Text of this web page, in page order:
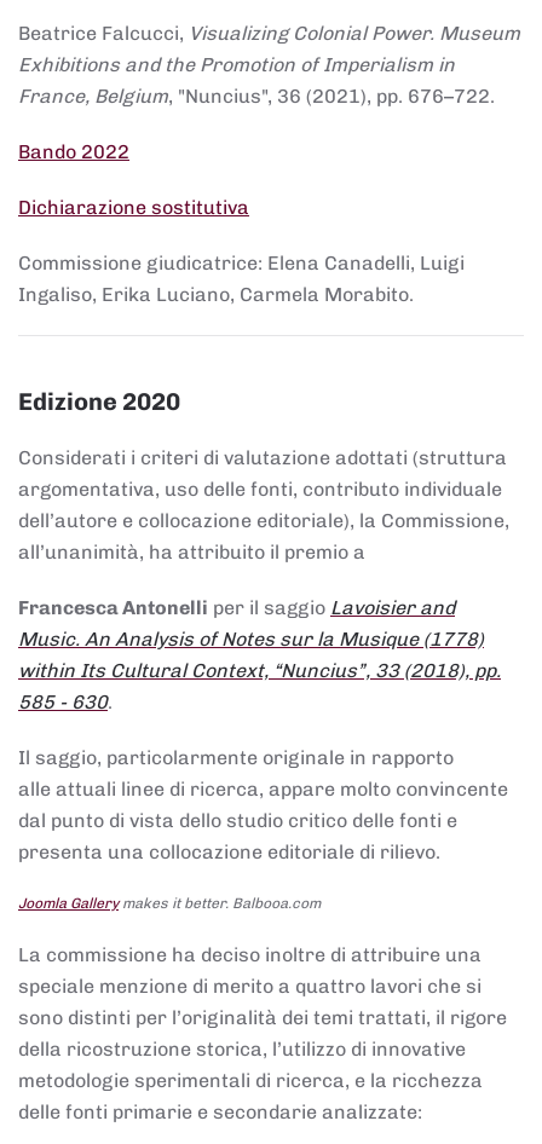
Beatrice Falcucci, Visualizing Colonial Power. Museum
Exhibitions and the Promotion of Imperialism in
France, Belgium, "Nuncius", 36 (2021), pp. 676–722.
Bando 2022
Dichiarazione sostitutiva
Commissione giudicatrice: Elena Canadelli, Luigi
Ingaliso, Erika Luciano, Carmela Morabito.
Edizione 2020
Considerati i criteri di valutazione adottati (struttura
argomentativa, uso delle fonti, contributo individuale
dell’autore e collocazione editoriale), la Commissione,
all’unanimità, ha attribuito il premio a
Francesca Antonelli per il saggio Lavoisier and
Music. An Analysis of Notes sur la Musique (1778)
within Its Cultural Context, “Nuncius”, 33 (2018), pp.
585 - 630.
Il saggio, particolarmente originale in rapporto
alle attuali linee di ricerca, appare molto convincente
dal punto di vista dello studio critico delle fonti e
presenta una collocazione editoriale di rilievo.
Joomla Gallerymakes it better. Balbooa.com
La commissione ha deciso inoltre di attribuire una
speciale menzione di merito a quattro lavori che si
sono distinti per l’originalità dei temi trattati, il rigore
della ricostruzione storica, l’utilizzo di innovative
metodologie sperimentali di ricerca, e la ricchezza
delle fonti primarie e secondarie analizzate: